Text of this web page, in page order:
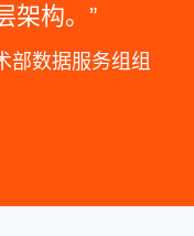
构。
部数据服务组组